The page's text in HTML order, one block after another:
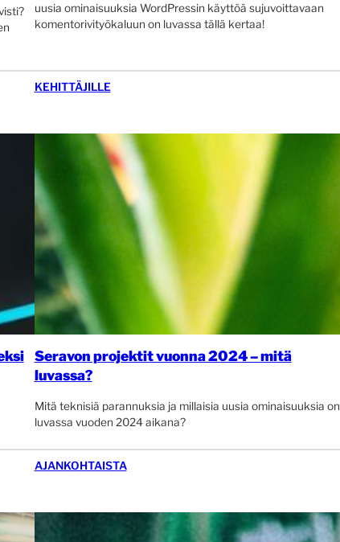
uusia ominaisuuksia WordPressin käyttöä sujuvoittavaan
komentorivityökaluun on luvassa tällä kertaa!
KEHITTÄJILLE
Seravon projektit vuonna 2024 – mitä
luvassa?
Mitä teknisiä parannuksia ja millaisia uusia ominaisuuksia on
luvassa vuoden 2024 aikana?
AJANKOHTAISTA